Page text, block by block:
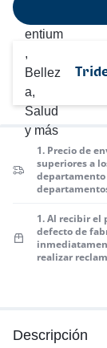
1. Precio de
superiores a
departamento
1. Al recibir el
defecto de
realizar
Descripción